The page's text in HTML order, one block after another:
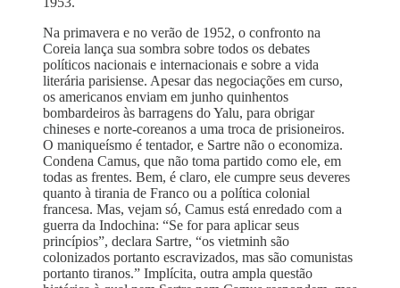
Na primavera e no verão de 1952, o confronto na
Coreia lança sua sombra sobre todos os debates
políticos nacionais e internacionais e sobre a vida
literária parisiense. Apesar das negociações em curso,
os americanos enviam em junho quinhentos
bombardeiros às barragens do Yalu, para obrigar
chineses e norte-coreanos a uma troca de prisioneiros.
O maniqueísmo é tentador, e Sartre não o economiza.
Condena Camus, que não toma partido como ele, em
todas as frentes. Bem, é claro, ele cumpre seus deveres
quanto à tirania de Franco ou a política colonial
francesa. Mas, vejam só, Camus está enredado com a
guerra da Indochina: “Se for para aplicar seus
princípios”, declara Sartre, “os vietminh são
colonizados portanto escravizados, mas são comunistas
portanto tiranos.” Implícita, outra ampla questão